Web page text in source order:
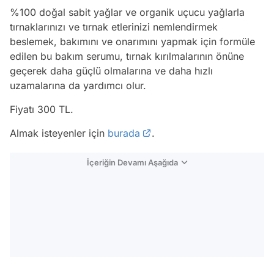
%100 doğal sabit yağlar ve organik uçucu yağlarla
tırnaklarınızı ve tırnak etlerinizi nemlendirmek
beslemek, bakımını ve onarımını yapmak için formüle
edilen bu bakım serumu, tırnak kırılmalarının önüne
geçerek daha güçlü olmalarına ve daha hızlı
uzamalarına da yardımcı olur.
Fiyatı 300 TL.
Almak isteyenler için burada .
İçeriğin Devamı Aşağıda